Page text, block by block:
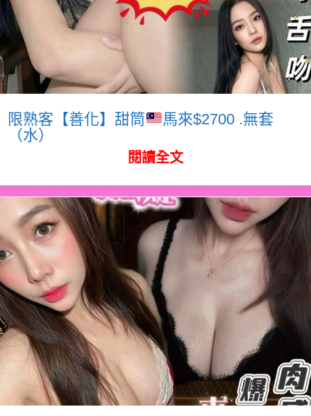
限熟客【善化】甜筒
馬來$2700 .無套
（水）
閱讀全文